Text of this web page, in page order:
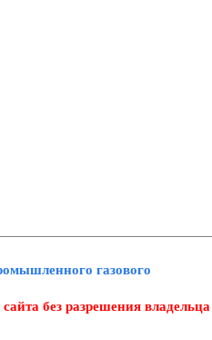
газового
без разрешения владельца